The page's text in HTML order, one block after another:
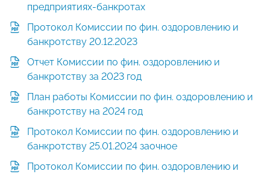
предприятиях-банкротах
Протокол Комиссии по фин. оздоровлению и
банкротству 20.12.2023
Отчет Комиссии по фин. оздоровлению и
банкротству за 2023 год
План работы Комиссии по фин. оздоровлению и
банкротству на 2024 год
Протокол Комиссии по фин. оздоровлению и
банкротству 25.01.2024 заочное
Протокол Комиссии по фин. оздоровлению и